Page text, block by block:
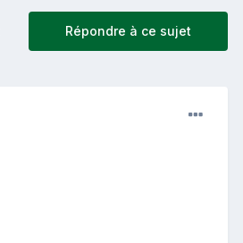
Répondre à ce sujet